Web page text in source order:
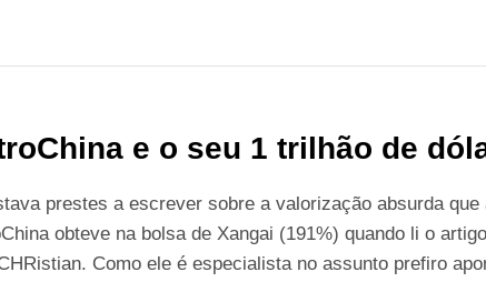
e o seu 1 trilhão de
prestes a escrever sobre a valorização absurda que
obteve na bolsa de Xangai (191%) quando li o
Como ele é especialista no assunto prefiro